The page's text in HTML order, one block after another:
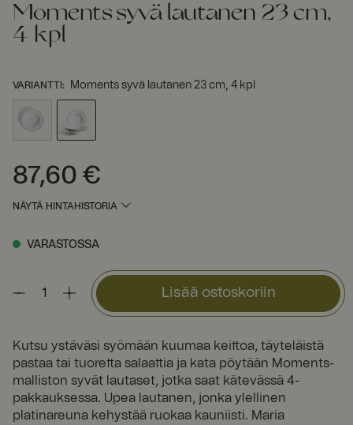
Moments syvä lautanen 23 cm,
4 kpl
VARIANTTI : Moments syvä lautanen 23 cm, 4 kpl
Hinta :87,60 €
87,60 €
NÄYTÄ HINTAHISTORIA
VARASTOSSA
Lisää ostoskoriin
Kutsu ystäväsi syömään kuumaa keittoa, täyteläistä
pastaa tai tuoretta salaattia ja kata pöytään Moments-
malliston syvät lautaset, jotka saat kätevässä 4-
pakkauksessa. Upea lautanen, jonka ylellinen
platinareuna kehystää ruokaa kauniisti. Maria